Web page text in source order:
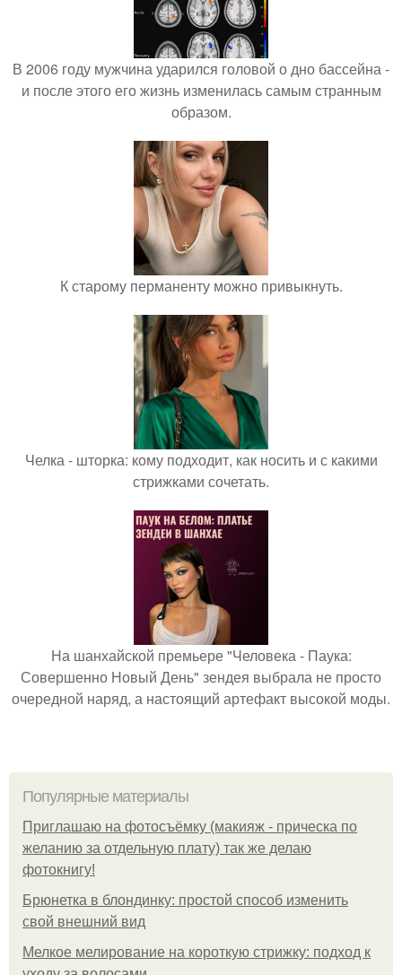
В 2006 году мужчина ударился головой о дно бассейна -
и после этого его жизнь изменилась самым странным
образом.
К старому перманенту можно привыкнуть.
Челка - шторка: кому подходит, как носить и с какими
стрижками сочетать.
На шанхайской премьере "Человека - Паука:
Совершенно Новый День" зендея выбрала не просто
очередной наряд, а настоящий артефакт высокой моды.
Популярные материалы
Приглашаю на фотосъёмку (макияж - прическа по
желанию за отдельную плату) так же делаю
фотокнигу!
Брюнетка в блондинку: простой способ изменить
свой внешний вид
Мелкое мелирование на короткую стрижку: подход к